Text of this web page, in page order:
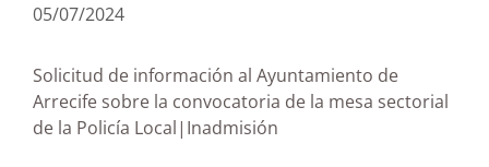
05/07/2024
Solicitud de información al Ayuntamiento de
Arrecife sobre la convocatoria de la mesa sectorial
de la Policía Local|Inadmisión